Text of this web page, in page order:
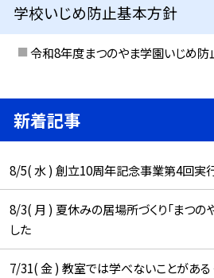
学校いじめ防止基本方針
令和8年度まつのやま学園いじめ
新着記事
8/5( 水 ) 創立10周年記念事業第4回実
8/3( 月 ) 夏休みの居場所づくり「まつの
した
7/31( 金 ) 教室では学べないことがある